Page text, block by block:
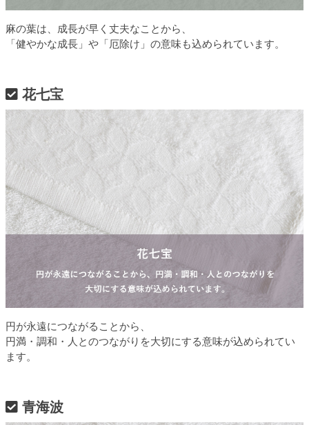
麻の葉は、成長が早く丈夫なことから、
「健やかな成長」や「厄除け」の意味も込められています。
花七宝
円が永遠につながることから、
円満・調和・人とのつながりを大切にする意味が込められてい
ます。
青海波